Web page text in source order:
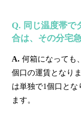
同じ温度帯で
合は、その分宅
何箱になっても
個口の運賃となり
は単独で1個口とな
ます。